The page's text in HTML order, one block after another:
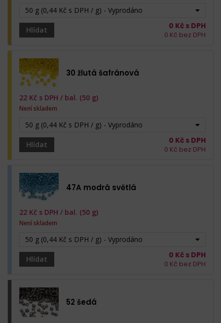
50 g (0,44 Kč s DPH / g) - Vyprodáno
Hlídat 0 Kč s DPH
0 Kč bez DPH
30 žlutá šafránová
50 g (0,44 Kč s DPH / g) - Vyprodáno
Hlídat
22 Kč s DPH / bal. (50 g)
Není skladem
0 Kč s DPH
0 Kč bez DPH
47A modrá světlá
50 g (0,44 Kč s DPH / g) - Vyprodáno
Hlídat
22 Kč s DPH / bal. (50 g)
Není skladem
0 Kč s DPH
0 Kč bez DPH
52 šedá